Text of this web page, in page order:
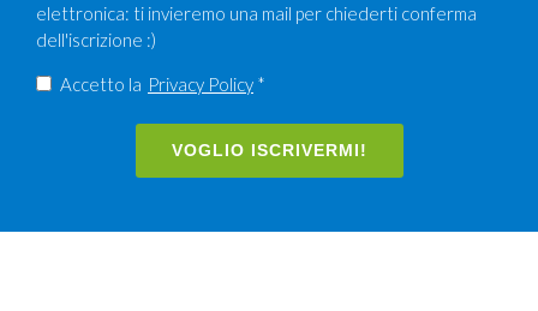
elettronica: ti invieremo una mail per chiederti conferma
dell'iscrizione :)
Accetto la Privacy Policy *
VOGLIO ISCRIVERMI!